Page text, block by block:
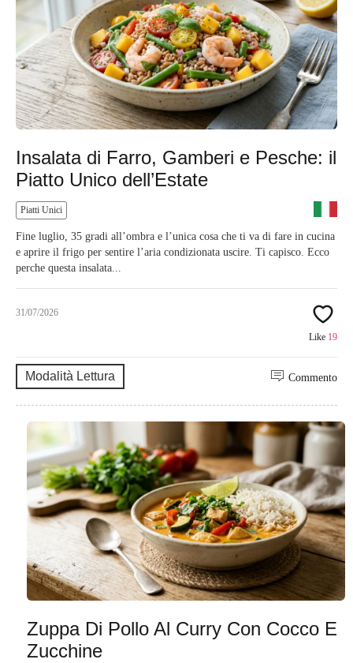
Insalata di Farro, Gamberi e Pesche: il
Piatto Unico dell’Estate
Piatti Unici
Fine luglio, 35 gradi all’ombra e l’unica cosa che ti va di fare in cucina
e aprire il frigo per sentire l’aria condizionata uscire. Ti capisco. Ecco
perche questa insalata...
31/07/2026
Like 19
Modalità Lettura Commento
Zuppa Di Pollo Al Curry Con Cocco E
Zucchine